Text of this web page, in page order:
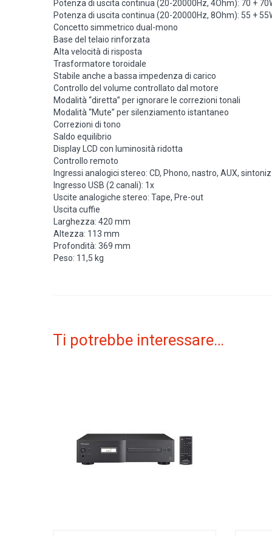
Potenza di uscita continua (20-20000Hz, 4Ohm): 70 +
Potenza di uscita continua (20-20000Hz, 8Ohm): 55 +
Concetto simmetrico dual-mono
Base del telaio rinforzata
Alta velocità di risposta
Trasformatore toroidale
Stabile anche a bassa impedenza di carico
Controllo del volume controllato dal motore
Modalità “diretta” per ignorare le correzioni tonali
Modalità “Mute” per silenziamento istantaneo
Correzioni di tono
Saldo equilibrio
Display LCD con luminosità ridotta
Controllo remoto
Ingressi analogici stereo: CD, Phono, nastro, AUX,
Ingresso USB (2 canali): 1x
Uscite analogiche stereo: Tape, Pre-out
Uscita cuffie
Larghezza: 420 mm
Altezza: 113 mm
Profondità: 369 mm
Peso: 11,5 kg
Ti potrebbe interessare…